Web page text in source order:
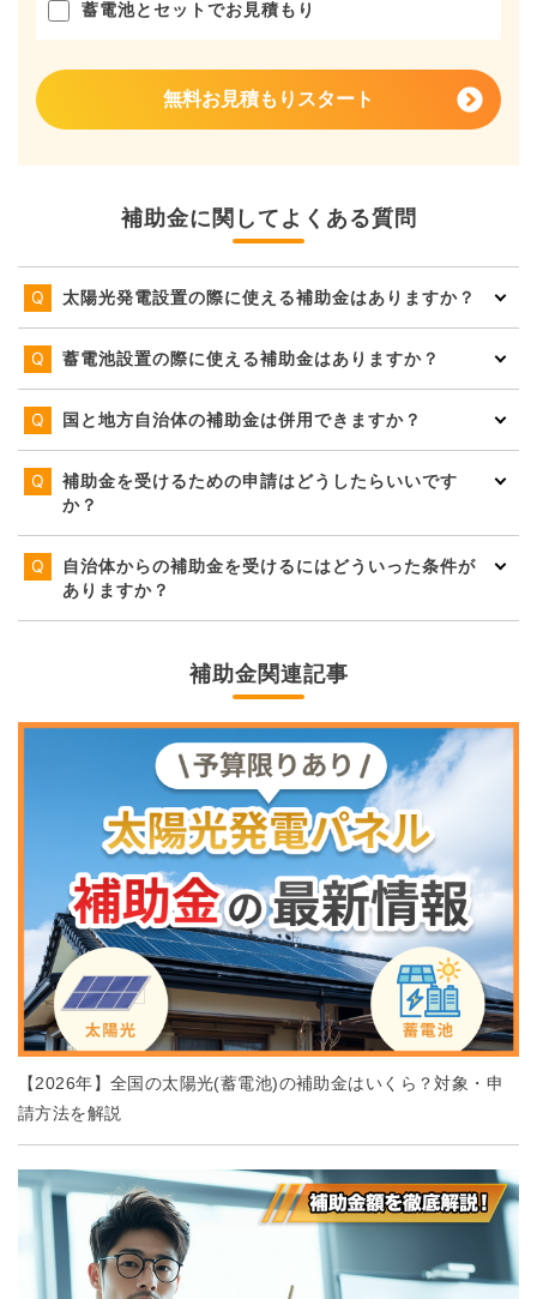
蓄電池とセットでお見積もり
無料お見積もりスタート
補助金に関してよくある質問
太陽光発電設置の際に使える補助金はありますか？
蓄電池設置の際に使える補助金はありますか？
国と地方自治体の補助金は併用できますか？
補助金を受けるための申請はどうしたらいいです
か？
自治体からの補助金を受けるにはどういった条件が
ありますか？
補助金関連記事
【2026年】全国の太陽光(蓄電池)の補助金はいくら？対象・申
請方法を解説